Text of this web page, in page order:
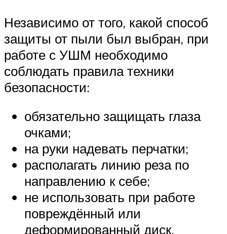
Независимо от того, какой способ
защиты от пыли был выбран, при
работе с УШМ необходимо
соблюдать правила техники
безопасности:
обязательно защищать глаза
очками;
на руки надевать перчатки;
располагать линию реза по
направлению к себе;
не использовать при работе
повреждённый или
деформированный диск,